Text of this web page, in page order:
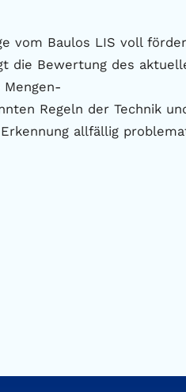
vom Baulos LIS voll
die Bewertung des
Regeln der Technik
allfällig